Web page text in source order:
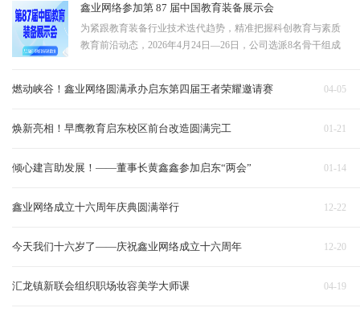
鑫业网络参加第 87 届中国教育装备展示会
为紧跟教育装备行业技术迭代趋势，精准把握科创教育与素质
教育前沿动态，2026年4月24日—26日，公司选派8名骨干组成
示墙三大核心领域深度研学，全面吸收行…
04-05
燃动峡谷！鑫业网络圆满承办启东第四届王者荣耀邀请赛
01-21
焕新亮相！早鹰教育启东校区前台改造圆满完工
01-14
倾心建言助发展！——董事长黄鑫鑫参加启东“两会”
12-22
鑫业网络成立十六周年庆典圆满举行
12-20
今天我们十六岁了——庆祝鑫业网络成立十六周年
04-19
汇龙镇新联会组织职场妆容美学大师课